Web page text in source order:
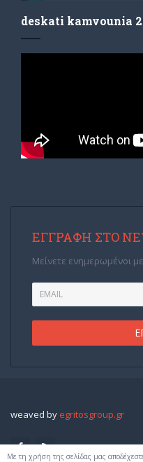
deskati kamvounia
ΕΓΓΡΑΦΉ ΣΤΟ
Μείνετε ενημερωμένοι
weaved by egritosgroup.gr
Με τη χρήση της σελίδας μας